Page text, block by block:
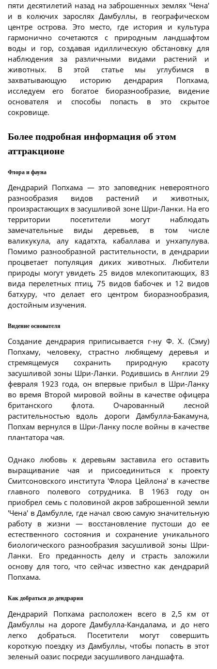
пяти десятилетий назад на заброшенных землях 'Чена'
и в колючих зарослях Дамбуллы, в географическом
центре острова. Это место, где история и культура
гармонично сочетаются с природным ландшафтом
воды и гор, создавая идиллическую обстановку для
наблюдения за различными видами растений и
животных. В этой статье мы углубимся в
захватывающую историю дендрария Попхама,
исследуем его богатое биоразнообразие, видение
основателя и способы попасть в это скрытое
сокровище.
Более подробная информация об этом
аттракционе
Флора и фауна
Дендрарий Попхама — это заповедник невероятного
разнообразия видов растений и животных,
произрастающих в засушливой зоне Шри-Ланки. На его
территории посетители могут наблюдать
замечательные виды деревьев, в том числе
валикукула, алу кадатхта, кабаллава и унхапулува.
Помимо разнообразной растительности, в дендрарии
процветает популяция диких животных. Любители
природы могут увидеть 25 видов млекопитающих, 83
вида перелетных птиц, 75 видов бабочек и 12 видов
батхуру, что делает его центром биоразнообразия,
достойным изучения.
Видение основателя
Создание дендрария приписывается г-ну Ф. Х. (Сэму)
Попхаму, человеку, страстно любящему деревья и
стремящемуся сохранить природную красоту
засушливой зоны Шри-Ланки. Родившись в Англии 29
февраля 1923 года, он впервые прибыл в Шри-Ланку
во время Второй мировой войны в качестве офицера
британского флота. Очарованный лесной
растительностью вдоль дороги Дамбулла-Бакамуна,
Попхам вернулся в Шри-Ланку после войны в качестве
плантатора чая.
Однако любовь к деревьям заставила его оставить
выращивание чая и присоединиться к проекту
Смитсоновского института 'Флора Цейлона' в качестве
главного полевого сотрудника. В 1963 году он
приобрел семь с половиной акров заброшенной земли
'Чена' в Дамбулле, где начал свою самую значительную
работу в жизни — восстановление пустоши до ее
естественного состояния и сохранение уникального
биологического разнообразия засушливой зоны Шри-
Ланки. Его преданность делу и страсть заложили
основу для того, что сейчас известно как дендрарий
Попхама.
Как добраться до дендрария
Дендрарий Попхама расположен всего в 2,5 км от
Дамбуллы на дороге Дамбулла-Кандалама, и до него
легко добраться. Посетители могут совершить
короткую поездку из Дамбуллы, чтобы попасть в этот
зеленый оазис посреди засушливого ландшафта.